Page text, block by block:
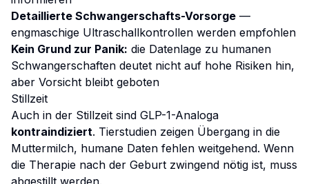
Detaillierte Schwangerschafts-Vorsorge —
engmaschige Ultraschallkontrollen werden empfohlen
Kein Grund zur Panik: die Datenlage zu humanen
Schwangerschaften deutet nicht auf hohe Risiken hin,
aber Vorsicht bleibt geboten
Stillzeit
Auch in der Stillzeit sind GLP-1-Analoga
kontraindiziert. Tierstudien zeigen Übergang in die
Muttermilch, humane Daten fehlen weitgehend. Wenn
die Therapie nach der Geburt zwingend nötig ist, muss
abgestillt werden.